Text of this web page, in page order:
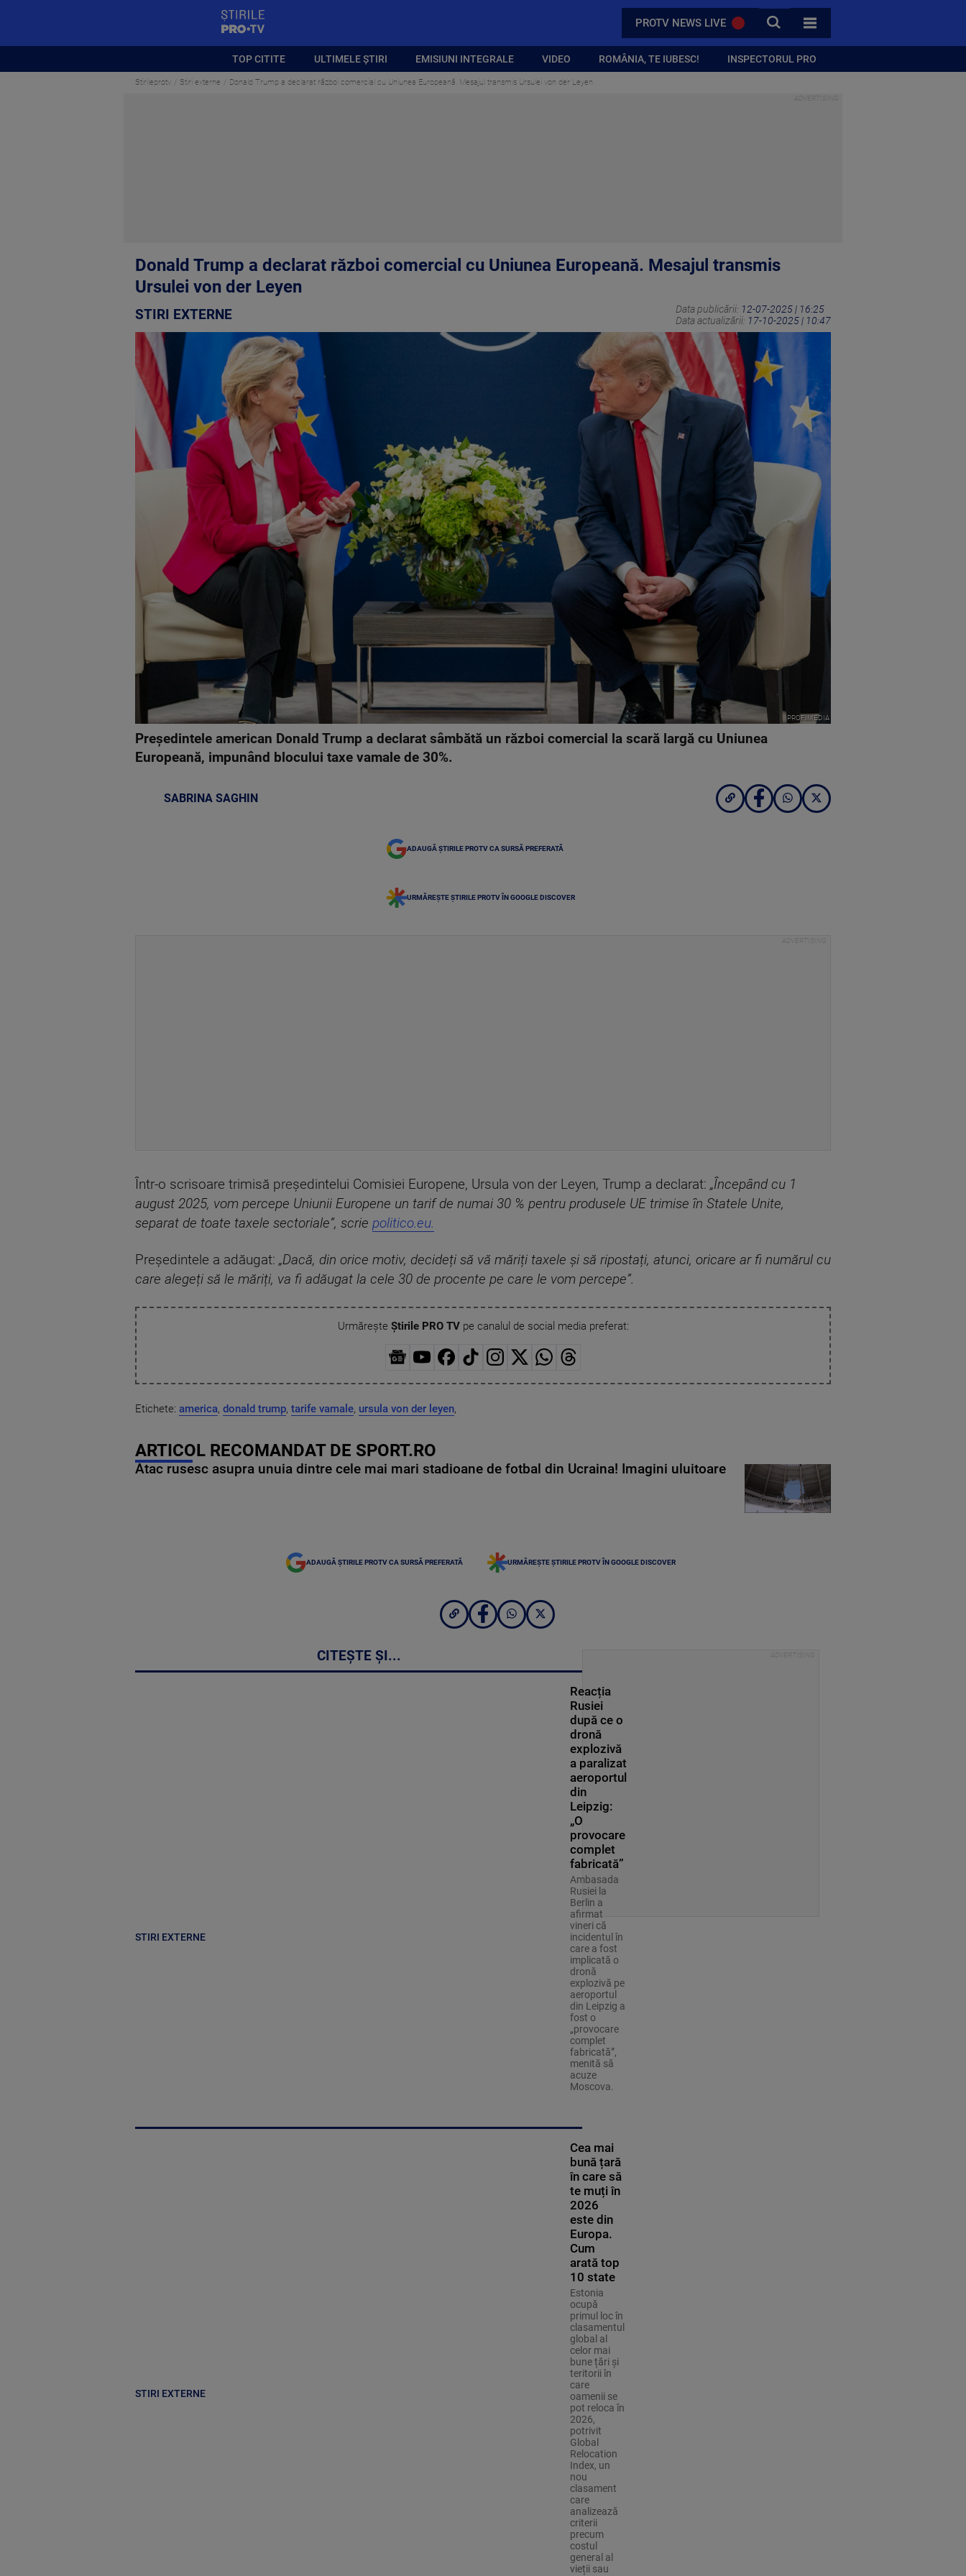
PROTV NEWS LIVE CAUTA
TOATE CATEGORIILE
TOP CITITE ULTIMELE ȘTIRI EMISIUNI INTEGRALE VIDEO ROMÂNIA, TE IUBESC! INSPECTORUL PRO
Stirileprotv Stiri externe Donald Trump a declarat război comercial cu Uniunea Europeană. Mesajul transmis Ursulei von der Leyen
Donald Trump a declarat război comercial cu Uniunea Europeană. Mesajul transmis
Ursulei von der Leyen
STIRI EXTERNE Data publicării: 12-07-2025 | 16:25
Data actualizării: 17-10-2025 | 10:47
PROFIMEDIA
Președintele american Donald Trump a declarat sâmbătă un război comercial la scară largă cu Uniunea
Europeană, impunând blocului taxe vamale de 30%.
SABRINA SAGHIN
ADAUGĂ ȘTIRILE PROTV CA SURSĂ PREFERATĂ
URMĂREȘTE ȘTIRILE PROTV ÎN GOOGLE DISCOVER
Într-o scrisoare trimisă președintelui Comisiei Europene, Ursula von der Leyen, Trump a declarat: „Începând cu 1
august 2025, vom percepe Uniunii Europene un tarif de numai 30 % pentru produsele UE trimise în Statele Unite,
separat de toate taxele sectoriale”, scrie politico.eu.
Președintele a adăugat: „Dacă, din orice motiv, decideți să vă măriți taxele și să ripostați, atunci, oricare ar fi numărul cu
care alegeți să le măriți, va fi adăugat la cele 30 de procente pe care le vom percepe”.
Urmărește Știrile PRO TVpe canalul de social media preferat:
Etichete: america, donald trump, tarife vamale, ursula von der leyen,
ARTICOL RECOMANDAT DE SPORT.RO
Atac rusesc asupra unuia dintre cele mai mari stadioane de fotbal din Ucraina! Imagini uluitoare
ADAUGĂ ȘTIRILE PROTV CA SURSĂ PREFERATĂ URMĂREȘTE ȘTIRILE PROTV ÎN GOOGLE DISCOVER
CITEȘTE ȘI...
STIRI EXTERNE
Reacția
Rusiei
după ce o
dronă
explozivă
a paralizat
aeroportul
din
Leipzig:
„O
provocare
complet
fabricată”
Ambasada
Rusiei la
Berlin a
afirmat
vineri că
incidentul în
care a fost
implicată o
dronă
explozivă pe
aeroportul
din Leipzig a
fost o
„provocare
complet
fabricată”,
menită să
acuze
Moscova.
STIRI EXTERNE
Cea mai
bună țară
în care să
te muți în
2026
este din
Europa.
Cum
arată top
10 state
Estonia
ocupă
primul loc în
clasamentul
global al
celor mai
bune țări și
teritorii în
care
oamenii se
pot reloca în
2026,
potrivit
Global
Relocation
Index, un
nou
clasament
care
analizează
criterii
precum
costul
general al
vieții sau